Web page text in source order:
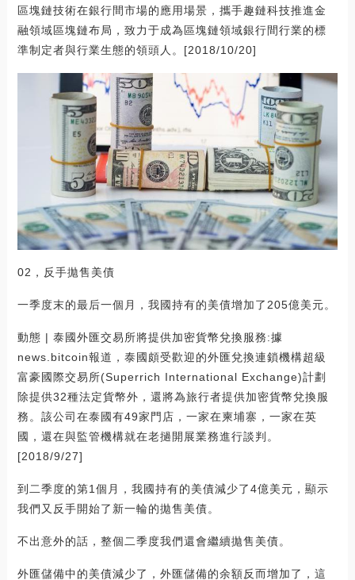
區塊鏈技術在銀行間市場的應用場景，攜手趣鏈科技推進金
融領域區塊鏈布局，致力于成為區塊鏈領域銀行間行業的標
準制定者與行業生態的領頭人。[2018/10/20]
02，反手拋售美債
一季度末的最后一個月，我國持有的美債增加了205億美元。
動態 | 泰國外匯交易所將提供加密貨幣兌換服務:據
news.bitcoin報道，泰國頗受歡迎的外匯兌換連鎖機構超級
富豪國際交易所(Superrich International Exchange)計劃
除提供32種法定貨幣外，還將為旅行者提供加密貨幣兌換服
務。該公司在泰國有49家門店，一家在柬埔寨，一家在英
國，還在與監管機構就在老撾開展業務進行談判。
[2018/9/27]
到二季度的第1個月，我國持有的美債減少了4億美元，顯示
我們又反手開始了新一輪的拋售美債。
不出意外的話，整個二季度我們還會繼續拋售美債。
外匯儲備中的美債減少了，外匯儲備的余額反而增加了，這